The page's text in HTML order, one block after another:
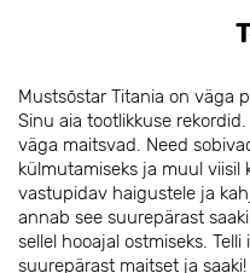
Mustsõstar Titania on väga
Sinu aia tootlikkuse
väga maitsvad. Need
külmutamiseks ja muul viisil
vastupidav haigustele ja
annab see suurepärast
sellel hooajal ostmiseks.
suurepärast maitset ja saaki!